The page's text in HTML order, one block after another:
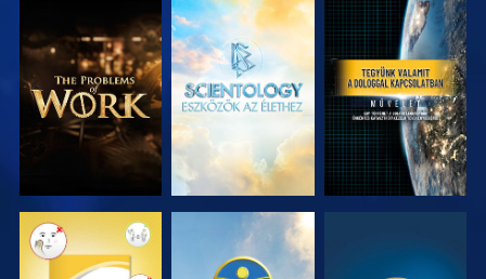
A SOROZAT
RÉSZEI
A SOROZAT
RÉSZEI
MŰSORNÉZÉS
MŰSORNÉZÉS MŰSORNÉZÉS MŰSORNÉZÉS